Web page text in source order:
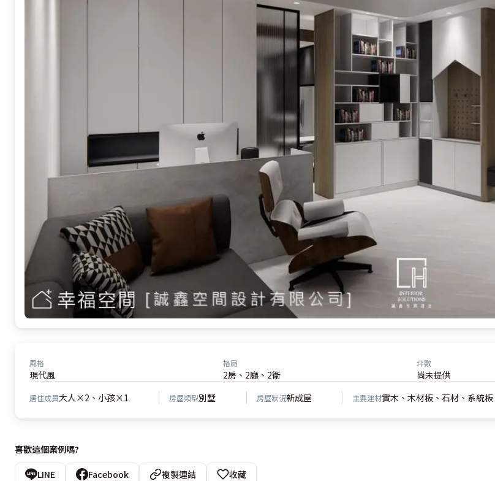
風格
現代風
格局
2房、2廳、2衛
坪數
尚未提供
居住成員大人×2、小孩×1 房屋類型別墅 房屋狀況新成屋 主要建材實木、木材板、石材、系統
喜歡這個案例嗎?
LINE Facebook 複製連結
收藏